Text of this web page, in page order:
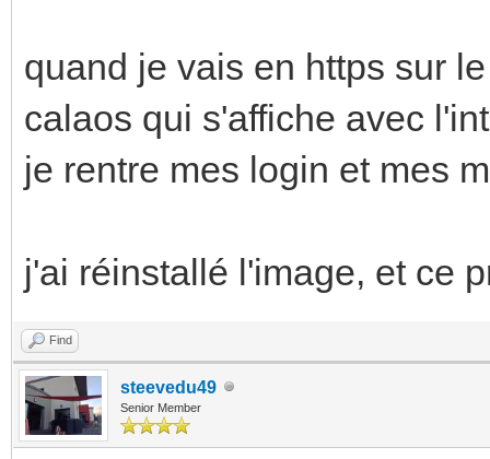
quand je vais en https sur
calaos qui s'affiche avec
je rentre mes login et mes
j'ai réinstallé l'image, et ce
Find
steevedu49
Senior Member